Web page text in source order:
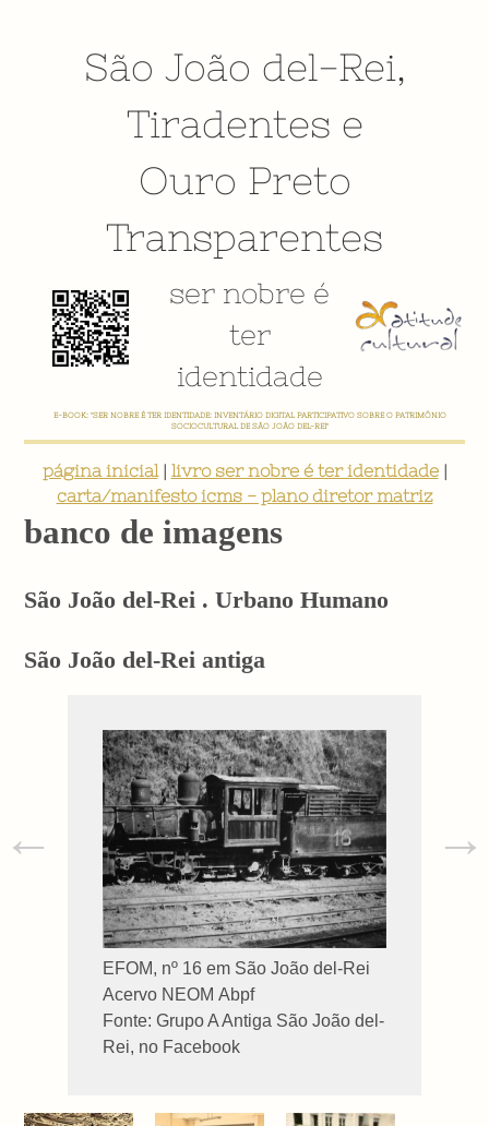
São João del-Rei,
Tiradentes e
Ouro Preto
Transparentes
ser nobre é
ter
identidade
E-BOOK: "SER NOBRE É TER IDENTIDADE: INVENTÁRIO DIGITAL PARTICIPATIVO SOBRE O PATRIMÔNIO
SOCIOCULTURAL DE SÃO JOÃO DEL-REI"
página inicial| livro ser nobre é ter identidade|
carta/manifesto icms - plano diretor matriz
banco de imagens
São João del-Rei . Urbano Humano
São João del-Rei antiga
EFOM, nº 16 em São João del-Rei
Acervo NEOM Abpf
Fonte: Grupo A Antiga São João del-
Rei, no Facebook
← →